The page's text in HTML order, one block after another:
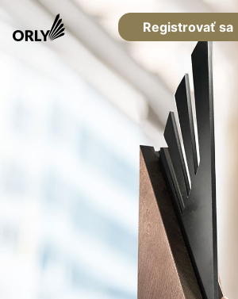
Registrovať sa